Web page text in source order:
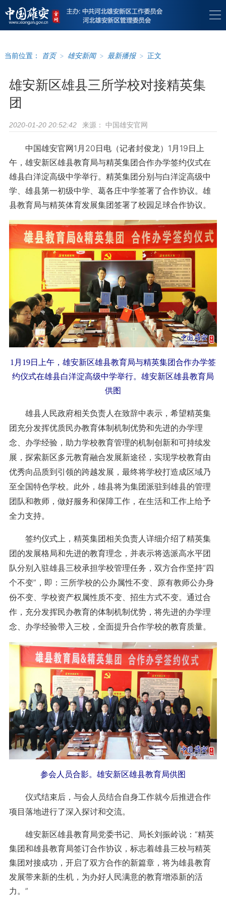
当前位置： 首页 > 雄安新闻 > 最新播报 > 正文
雄安新区雄县三所学校对接精英集
团
2020-01-20 20:52:42 来源： 中国雄安官网
中国雄安官网1月20日电（记者封俊龙）1月19日上
午，雄安新区雄县教育局与精英集团合作办学签约仪式在
雄县白洋淀高级中学举行。精英集团分别与白洋淀高级中
学、雄县第一初级中学、葛各庄中学签署了合作协议。雄
县教育局与精英体育发展集团签署了校园足球合作协议。
1月19日上午，雄安新区雄县教育局与精英集团合作办学签
约仪式在雄县白洋淀高级中学举行。雄安新区雄县教育局
供图
雄县人民政府相关负责人在致辞中表示，希望精英集
团充分发挥优质民办教育体制机制优势和先进的办学理
念、办学经验，助力学校教育管理的机制创新和可持续发
展，探索新区多元教育融合发展新途径，实现学校教育由
优秀向品质到引领的跨越发展，最终将学校打造成区域乃
至全国特色学校。此外，雄县将为集团派驻到雄县的管理
团队和教师，做好服务和保障工作，在生活和工作上给予
全力支持。
签约仪式上，精英集团相关负责人详细介绍了精英集
团的发展格局和先进的教育理念，并表示将选派高水平团
队分别入驻雄县三校承担学校管理任务，双方合作坚持“四
个不变”，即：三所学校的公办属性不变、原有教师公办身
份不变、学校资产权属性质不变、招生方式不变。通过合
作，充分发挥民办教育的体制机制优势，将先进的办学理
念、办学经验带入三校，全面提升合作学校的教育质量。
参会人员合影。雄安新区雄县教育局供图
仪式结束后，与会人员结合自身工作就今后推进合作
项目落地进行了深入探讨和交流。
雄安新区雄县教育局党委书记、局长刘振岭说：“精英
集团和雄县教育局签订合作协议，标志着雄县三校与精英
集团对接成功，开启了双方合作的新篇章，将为雄县教育
发展带来新的生机，为办好人民满意的教育增添新的活
力。”